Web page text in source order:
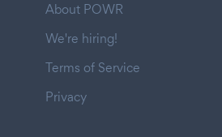
About POWR
We're hiring!
Terms of Service
Privacy